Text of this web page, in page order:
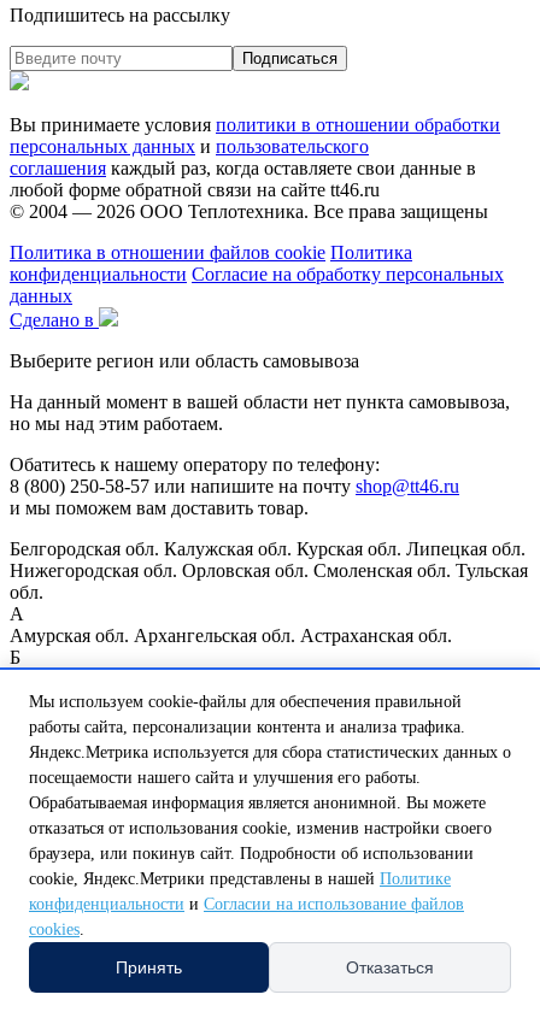
Подпишитесь на рассылку
Вы принимаете условия политики в отношении обработки
персональных данных и пользовательского
соглашения каждый раз, когда оставляете свои данные в
любой форме обратной связи на сайте tt46.ru
© 2004 — 2026 ООО Теплотехника. Все права защищены
Политика в отношении файлов cookie Политика
конфиденциальности Согласие на обработку персональных
данных
Сделано в
Выберите регион или область самовывоза
На данный момент в вашей области нет пункта самовывоза,
но мы над этим работаем.
Обатитесь к нашему оператору по телефону:
8 (800) 250-58-57 или напишите на почту shop@tt46.ru
и мы поможем вам доставить товар.
Белгородская обл. Калужская обл. Курская обл. Липецкая обл.
Нижегородская обл. Орловская обл. Смоленская обл. Тульская
обл.
А
Амурская обл. Архангельская обл. Астраханская обл.
Б
Владимирская обл. Волгоградская обл. Вологодская обл.
Воронежская обл.
Еврейская автономная обл.
Ивановская обл. Иркутская обл.
Казань Калининградская обл. Калужская обл. Кемеровская
Кировская обл. Костромская обл. Курганская обл.
Курская обл.
Ленинградская обл.
Мы используем cookie-файлы для обеспечения правильной
работы сайта, персонализации контента и анализа трафика.
Яндекс.Метрика используется для сбора статистических данных о
посещаемости нашего сайта и улучшения его работы.
Обрабатываемая информация является анонимной. Вы можете
отказаться от использования cookie, изменив настройки своего
браузера, или покинув сайт. Подробности об использовании
cookie, Яндекс.Метрики представлены в нашей Политике
конфиденциальности и Согласии на использование файлов
cookies.
Принять Отказаться